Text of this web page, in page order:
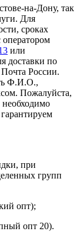
на-Дону, так
Для
сроках
оператором
или
доставки по
России.
Ф.И.О.,
Пожалуйста,
необходимо
при
групп
опт);
опт 20).